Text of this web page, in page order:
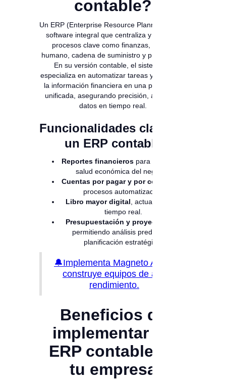
contable?
Un ERP (Enterprise Resource Planning) es un
software integral que centraliza y gestiona
procesos clave como finanzas, talento
humano, cadena de suministro y producción.
En su versión contable, el sistema se
especializa en automatizar tareas y organizar
la información financiera en una plataforma
unificada, asegurando precisión, agilidad y
datos en tiempo real.
Funcionalidades clave de
un ERP contable
Reportes financierospara analizar la
salud económica del negocio.
Cuentas por pagar y por cobrar
procesos automatizados.
Libro mayor digital , actualizado en
tiempo real.
Presupuestación y proyecciones
permitiendo análisis predictivo y
planificación estratégica.
🔔Implementa Magneto ATS y
construye equipos de alto
rendimiento.
Beneficios de
implementar un
ERP contable en
tu empresa